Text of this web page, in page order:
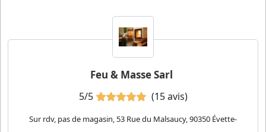
Feu & Masse Sarl
5/5 (15 avis)
Sur rdv, pas de magasin, 53 Rue du Malsaucy, 90350 Évette-